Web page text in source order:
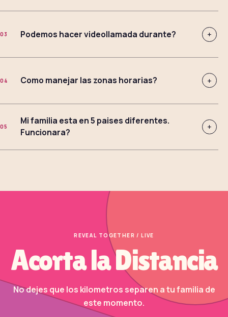
03 Podemos hacer videollamada durante? +
04 Como manejar las zonas horarias? +
05
Mi familia esta en 5 paises diferentes.
Funcionara?
+
REVEAL TOGETHER / LIVE
Acorta la Distancia
No dejes que los kilometros separen a tu familia de
este momento.